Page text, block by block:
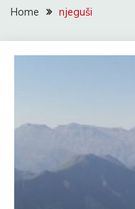
Home njeguši